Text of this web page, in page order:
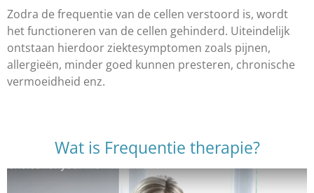
Zodra de frequentie van de cellen verstoord is, wordt
het functioneren van de cellen gehinderd. Uiteindelijk
ontstaan hierdoor ziektesymptomen zoals pijnen,
allergieën, minder goed kunnen presteren, chronische
vermoeidheid enz.
Wat is Frequentie therapie?